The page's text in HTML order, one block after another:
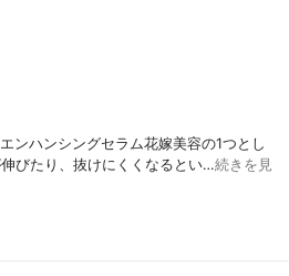
ンハンシングセラム 花嫁美容の1つとし
びたり、 抜けにくくなるとい…続きを見